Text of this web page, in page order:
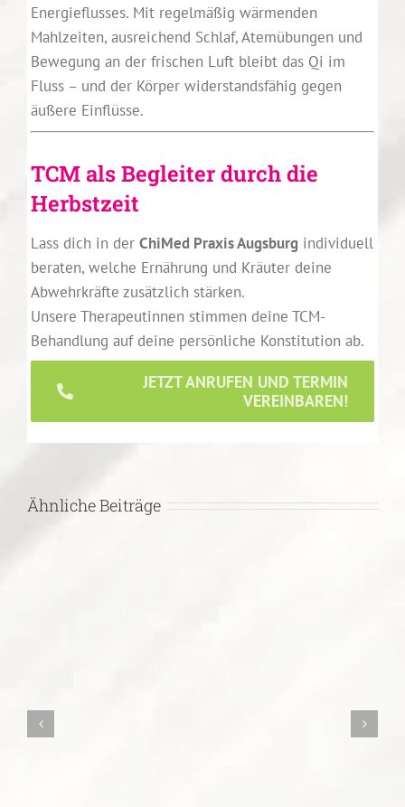
Energieflusses. Mit regelmäßig wärmenden
Mahlzeiten, ausreichend Schlaf, Atemübungen und
Bewegung an der frischen Luft bleibt das Qi im
Fluss – und der Körper widerstandsfähig gegen
äußere Einflüsse.
TCM als Begleiter durch die
Herbstzeit
Lass dich in der ChiMed Praxis Augsburg individuell
beraten, welche Ernährung und Kräuter deine
Abwehrkräfte zusätzlich stärken.
Unsere Therapeutinnen stimmen deine TCM-
Behandlung auf deine persönliche Konstitution ab.
JETZT ANRUFEN UND TERMIN
VEREINBAREN!
Ähnliche Beiträge